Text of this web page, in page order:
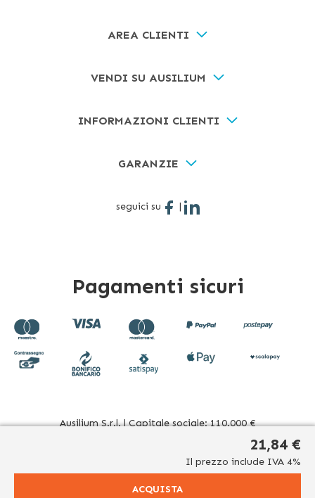
21,84 €
Il prezzo include IVA 4%
ACQUISTA
AREA CLIENTI
VENDI SU AUSILIUM
INFORMAZIONI CLIENTI
GARANZIE
seguici su |
Pagamenti sicuri
Ausilium S.r.l. | Capitale sociale: 110.000 €
Sede operativa: Corso Novara 39 - 10078 Venaria Reale (TO)
Italia | Sede legale: Via Beato Sebastiano Valfrè, 16 - 10121
Torino (TO) Italia
info@ausilium.it